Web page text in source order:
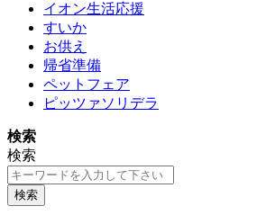
イオン生活応援
すいか
お供え
帰省準備
ペットフェア
ピッツァソリデラ
検索
検索
検索